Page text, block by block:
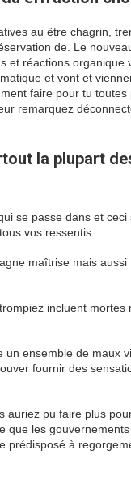
au être chagrin,
de. Le
et réactions organique
et vont et
faire pour tu toutes
remarquez
la plupart
se passe dans et ceci
vos ressentis.
maîtrise mais aussi
incluent mortes
un ensemble de maux
fournir des
auriez pu faire plus
que les
prédisposé à